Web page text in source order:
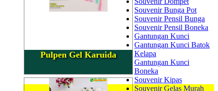
Pulpen Gel Karuida
Souvenir Bunga Pot
Souvenir Pensil Bunga
Souvenir Pensil Boneka
Gantungan Kunci
Gantungan Kunci Batok
Kelapa
Gantungan Kunci
Boneka
Souvenir Kipas
Souvenir Gelas Murah